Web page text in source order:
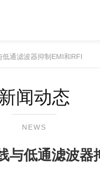
低通滤波器抑制EMI和RFI
闻动态
NEWS
与低通滤波器